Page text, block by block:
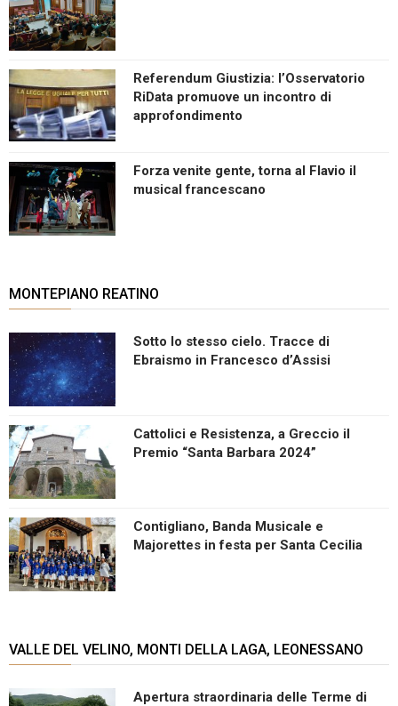
Referendum Giustizia: l’Osservatorio
RiData promuove un incontro di
approfondimento
Forza venite gente, torna al Flavio il
musical francescano
MONTEPIANO REATINO
Sotto lo stesso cielo. Tracce di
Ebraismo in Francesco d’Assisi
Cattolici e Resistenza, a Greccio il
Premio “Santa Barbara 2024”
Contigliano, Banda Musicale e
Majorettes in festa per Santa Cecilia
VALLE DEL VELINO, MONTI DELLA LAGA, LEONESSANO
Apertura straordinaria delle Terme di